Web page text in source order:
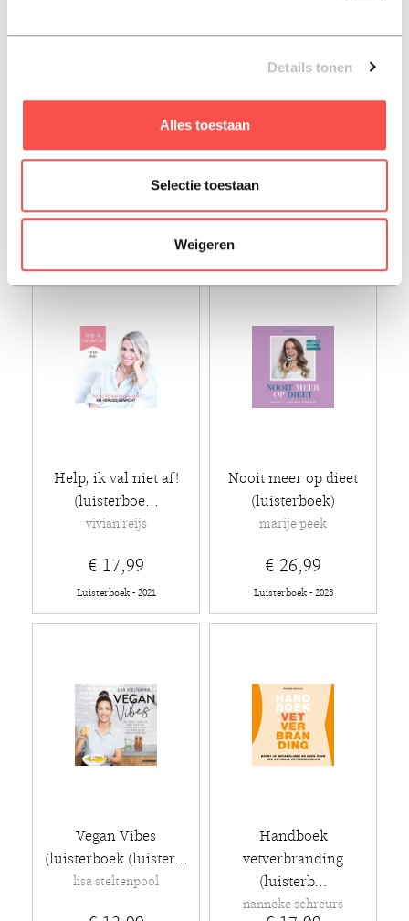
Details tonen
Alles toestaan
Selectie toestaan
Weigeren
Het slanke brein
heleen ligtelijn
€ 17,99
Afvallen was nog nooit
sabrina koudijs
€ 25,99
Help, ik val niet af!
(luisterboe...
vivian reijs
€ 17,99
Luisterboek - 2021
Nooit meer op dieet
(luisterboek)
marije peek
€ 26,99
Luisterboek - 2023
Vegan Vibes
(luisterboek (luister...
lisa steltenpool
Handboek
vetverbranding
(luisterb...
nanneke schreurs